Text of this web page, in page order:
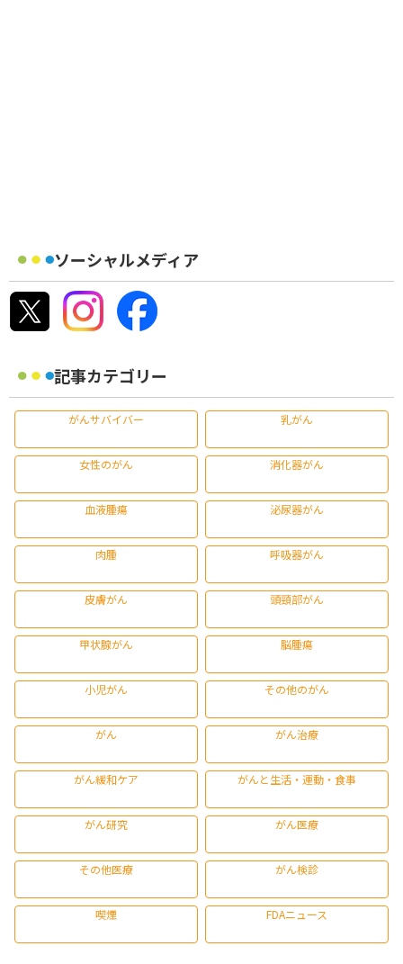
ソーシャルメディア
記事カテゴリー
がんサバイバー 乳がん
女性のがん 消化器がん
血液腫瘍 泌尿器がん
肉腫 呼吸器がん
皮膚がん 頭頸部がん
甲状腺がん 脳腫瘍
小児がん その他のがん
がん がん治療
がん緩和ケア がんと生活・運動・食事
がん研究 がん医療
その他医療 がん検診
喫煙 FDAニュース